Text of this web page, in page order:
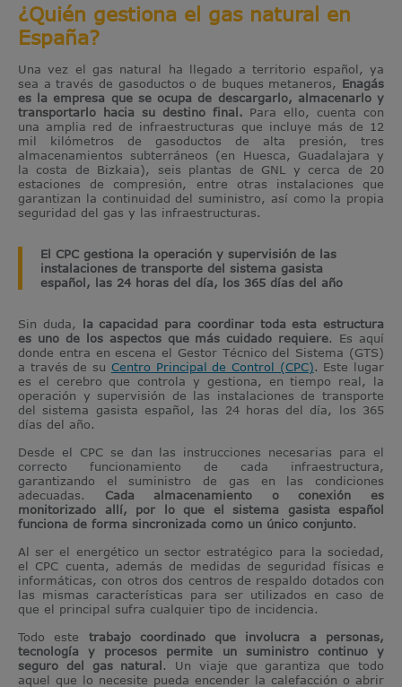
¿Quién gestiona el gas natural en
España?
Una vez el gas natural ha llegado a territorio español, ya
sea a través de gasoductos o de buques metaneros, Enagás
es la empresa que se ocupa de descargarlo, almacenarlo y
transportarlo hacia su destino final. Para ello, cuenta con
una amplia red de infraestructuras que incluye más de 12
mil kilómetros de gasoductos de alta presión, tres
almacenamientos subterráneos (en Huesca, Guadalajara y
la costa de Bizkaia), seis plantas de GNL y cerca de 20
estaciones de compresión, entre otras instalaciones que
garantizan la continuidad del suministro, así como la propia
seguridad del gas y las infraestructuras.
El CPC gestiona la operación y supervisión de las
instalaciones de transporte del sistema gasista
español, las 24 horas del día, los 365 días del año
Sin duda, la capacidad para coordinar toda esta estructura
es uno de los aspectos que más cuidado requiere. Es aquí
donde entra en escena el Gestor Técnico del Sistema (GTS)
a través de su Centro Principal de Control (CPC). Este lugar
es el cerebro que controla y gestiona, en tiempo real, la
operación y supervisión de las instalaciones de transporte
del sistema gasista español, las 24 horas del día, los 365
días del año.
Desde el CPC se dan las instrucciones necesarias para el
correcto funcionamiento de cada infraestructura,
garantizando el suministro de gas en las condiciones
adecuadas. Cada almacenamiento o conexión es
monitorizado allí, por lo que el sistema gasista español
funciona de forma sincronizada como un único conjunto.
Al ser el energético un sector estratégico para la sociedad,
el CPC cuenta, además de medidas de seguridad físicas e
informáticas, con otros dos centros de respaldo dotados con
las mismas características para ser utilizados en caso de
que el principal sufra cualquier tipo de incidencia.
Todo este trabajo coordinado que involucra a personas,
tecnología y procesos permite un suministro continuo y
seguro del gas natural. Un viaje que garantiza que todo
aquel que lo necesite pueda encender la calefacción o abrir